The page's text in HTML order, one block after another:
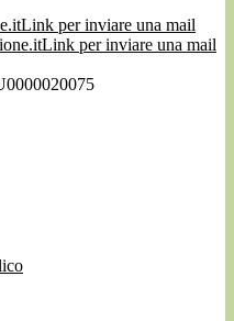
Link per inviare una mail
Link per inviare una mail